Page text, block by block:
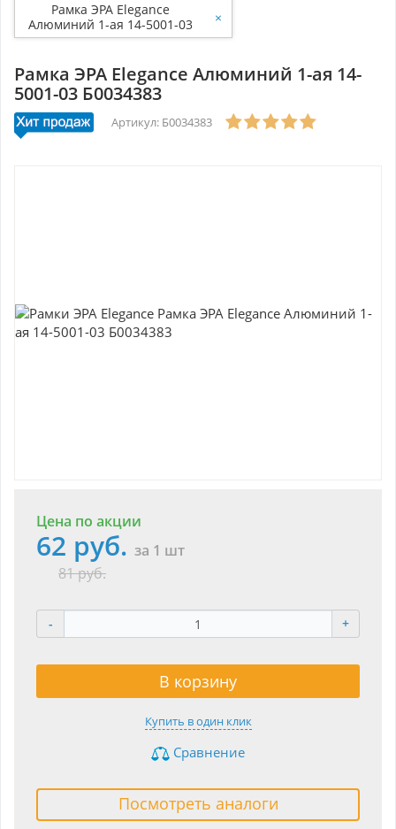
Рамка ЭРА Elegance
Алюминий 1-ая 14-5001-03
Б0034383
×
Рамка ЭРА Elegance Алюминий 1-ая 14-
5001-03 Б0034383
Артикул: Б0034383
Цена по акции
62 руб. за 1 шт
81 руб.
- +
В корзину
Купить в один клик
Сравнение
Посмотреть аналоги